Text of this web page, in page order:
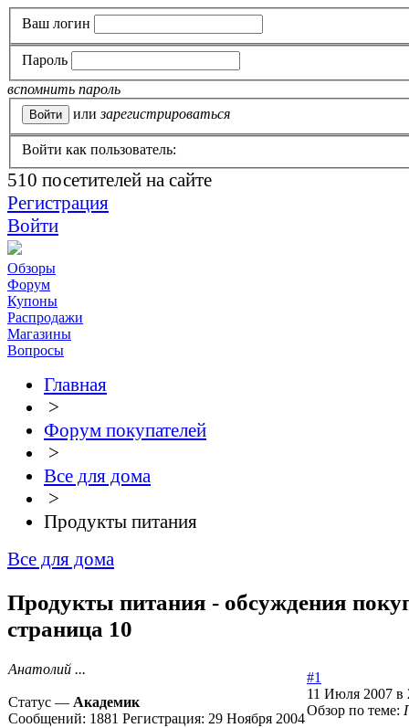
Ваш логин
Пароль
вспомнить пароль
или зарегистрироваться
Войти как пользователь:
510 посетителей на сайте
Регистрация
Войти
Обзоры
Форум
Купоны
Распродажи
Магазины
Вопросы
Главная
>
Форум покупателей
>
Все для дома
>
Продукты питания
Все для дома
Продукты питания - обсуждения
страница 10
Анатолий ...
Статус — Академик
Сообщений: 1881 Регистрация: 29 Ноября 2004
#1
11 Июля 2007 в
Обзор по теме: